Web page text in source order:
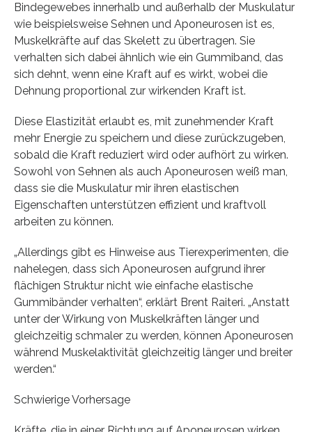
Bindegewebes innerhalb und außerhalb der Muskulatur
wie beispielsweise Sehnen und Aponeurosen ist es,
Muskelkräfte auf das Skelett zu übertragen. Sie
verhalten sich dabei ähnlich wie ein Gummiband, das
sich dehnt, wenn eine Kraft auf es wirkt, wobei die
Dehnung proportional zur wirkenden Kraft ist.
Diese Elastizität erlaubt es, mit zunehmender Kraft
mehr Energie zu speichern und diese zurückzugeben,
sobald die Kraft reduziert wird oder aufhört zu wirken.
Sowohl von Sehnen als auch Aponeurosen weiß man,
dass sie die Muskulatur mir ihren elastischen
Eigenschaften unterstützen effizient und kraftvoll
arbeiten zu können.
„Allerdings gibt es Hinweise aus Tierexperimenten, die
nahelegen, dass sich Aponeurosen aufgrund ihrer
flächigen Struktur nicht wie einfache elastische
Gummibänder verhalten“, erklärt Brent Raiteri. „Anstatt
unter der Wirkung von Muskelkräften länger und
gleichzeitig schmaler zu werden, können Aponeurosen
während Muskelaktivität gleichzeitig länger und breiter
werden.“
Schwierige Vorhersage